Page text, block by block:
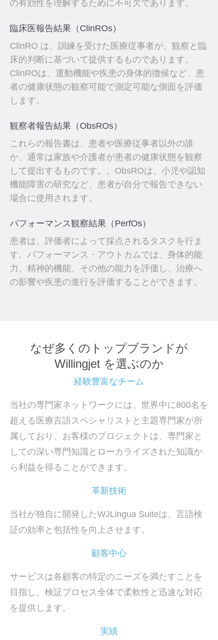
の有効性を理解するために不可欠であります。
臨床医報告結果（ClinROs）
ClinRO は、訓練を受けた医療従事者が、観察と臨
床的判断に基づいて提供するものであります。
ClinROは、運動機能や疾患の身体的徴候など、患
者の健康状態の観察可能で測定可能な側面を評価
します。
観察者報告結果（ObsROs）
これらの報告書は、患者や医療従事者以外の誰
か、通常は家族や介護者が患者の健康状態を観察
して提出するものです。。ObsROは、小児や認知
機能障害の研究など、患者が自分で報告できない
場合に使用されます。
パフォーマンス観察結果（PerfOs）
患者は、評価者によって採点されるタスクを行ま
す。パフォーマンス・アウトカムでは、身体的能
力、精神的機能、その他の能力を評価し、治療へ
の影響や疾患の進行を評価することができます。
なぜ多くのトップブランドが
Willingjet を選ぶのか
経験豊富なチーム
当社の専門家ネットワークには、世界中に800名を
超える医療言語スペシャリストと主題専門家が所
属しており、お客様のプロジェクトは、専門家と
しての深い専門知識とローカライズされた知識か
ら利益を得ることができます。
革新技術
当社が独自に開発したWJLingua Suiteは、言語検
証の効率と包括性を向上させます。
顧客中心
サービスは各顧客の特定のニーズを満たすことを
目指し、検証プロセス全体で柔軟性と迅速な対応
を提供します。
実績